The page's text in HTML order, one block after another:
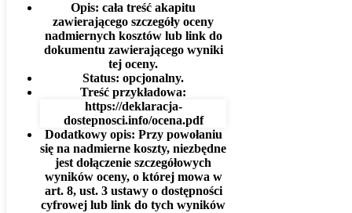
Opis: cała treść akapitu
zawierającego szczegóły oceny
nadmiernych kosztów lub link do
dokumentu zawierającego wyniki
tej oceny.
Status: opcjonalny.
Treść przykładowa:
https://deklaracja-
dostepnosci.info/ocena.pdf
Dodatkowy opis: Przy powołaniu
się na nadmierne koszty, niezbędne
jest dołączenie szczegółowych
wyników oceny, o której mowa w
art. 8, ust. 3 ustawy o dostępności
cyfrowej lub link do tych wyników